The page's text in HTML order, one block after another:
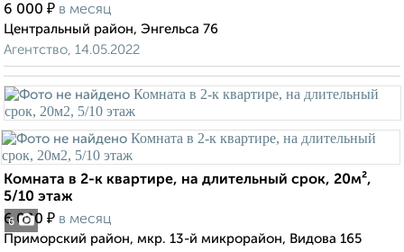
6 000 ₽ в месяц
Центральный район, Энгельса 76
Агентство, 14.05.2022
6
Комната в 2-к квартире, на длительный срок, 20м²,
5/10 этаж
6 000 ₽ в месяц
Приморский район, мкр. 13-й микрорайон, Видова 165